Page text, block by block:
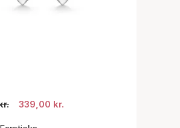
339,00 kr.